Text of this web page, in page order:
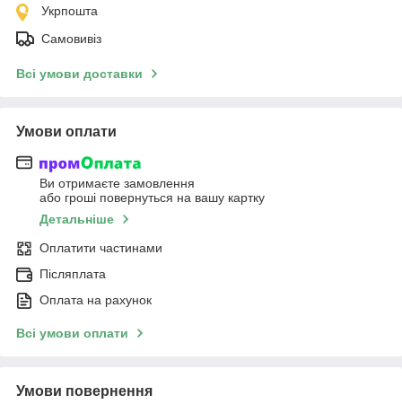
Укрпошта
Самовивіз
Всі умови доставки
Умови оплати
Ви отримаєте замовлення
або гроші повернуться на вашу картку
Детальніше
Оплатити частинами
Післяплата
Оплата на рахунок
Всі умови оплати
Умови повернення